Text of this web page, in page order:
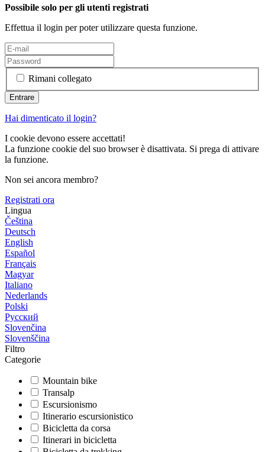
Possibile solo per gli utenti registrati
Effettua il login per poter utilizzare questa funzione.
Rimani collegato
Hai dimenticato il login?
I cookie devono essere accettati!
La funzione cookie del suo browser è disattivata. Si prega di attivare
la funzione.
Non sei ancora membro?
Registrati ora
Lingua
Čeština
Deutsch
English
Español
Français
Magyar
Italiano
Nederlands
Polski
Русский
Slovenčina
Slovenščina
Filtro
Categorie
Mountain bike
Transalp
Escursionismo
Itinerario escursionistico
Bicicletta da corsa
Itinerari in bicicletta